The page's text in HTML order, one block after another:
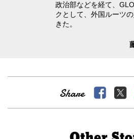
政治部などを経て、
クとして、外国ルーツ
きた。